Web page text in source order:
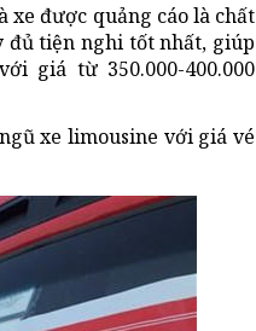
xe được quảng cáo là chất
đủ tiện nghi tốt nhất, giúp
giá từ 350.000-400.000
xe limousine với giá vé